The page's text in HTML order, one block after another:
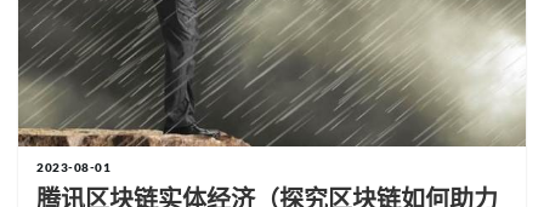
2023-08-01
腾讯区块链实体经济（探究区块链如何助力